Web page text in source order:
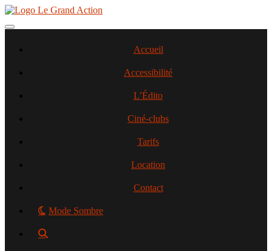
Aller
contenu
Toggle navigation
Accueil
Accessibilité
L’Édito
Ciné-clubs
Tarifs
Location
Contact
Mode Sombre